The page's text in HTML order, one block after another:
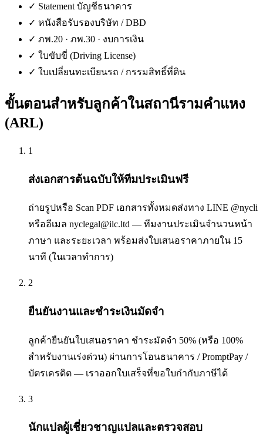
✓ Statement บัญชีธนาคาร
✓ หนังสือรับรองบริษัท / DBD
✓ ภพ.20 · ภพ.30 · งบการเงิน
✓ ใบขับขี่ (Driving License)
✓ ใบเปลี่ยนทะเบียนรถ / กรรมสิทธิ์ที่ดิน
ขั้นตอนสำหรับลูกค้าในสถานีรามคำแหง
(ARL)
1
ส่งเอกสารต้นฉบับให้ทีมประเมินฟรี
ถ่ายรูปหรือ Scan PDF เอกสารทั้งหมดส่งทาง LINE @nycli
หรืออีเมล nyclegal@ilc.ltd — ทีมงานประเมินจำนวนหน้า
ภาษา และระยะเวลา พร้อมส่งใบเสนอราคาภายใน 15
นาที (ในเวลาทำการ)
2
ยืนยันงานและชำระเงินมัดจำ
ลูกค้ายืนยันใบเสนอราคา ชำระมัดจำ 50% (หรือ 100%
สำหรับงานเร่งด่วน) ผ่านการโอนธนาคาร / PromptPay /
บัตรเครดิต — เราออกใบเสร็จที่ขอใบกำกับภาษีได้
3
นักแปลผู้เชี่ยวชาญแปลและตรวจสอบ